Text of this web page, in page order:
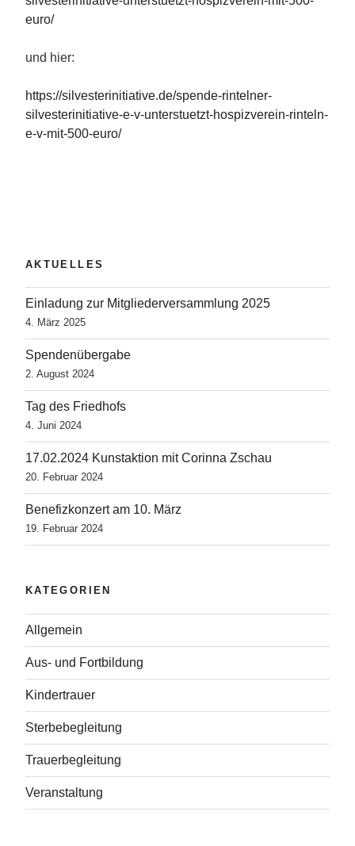
euro/
und hier:
https://silvesterinitiative.de/spende-rintelner-
silvesterinitiative-e-v-unterstuetzt-hospizverein-rinteln-
e-v-mit-500-euro/
AKTUELLES
Einladung zur Mitgliederversammlung 2025
4. März 2025
Spendenübergabe
2. August 2024
Tag des Friedhofs
4. Juni 2024
17.02.2024 Kunstaktion mit Corinna Zschau
20. Februar 2024
Benefizkonzert am 10. März
19. Februar 2024
KATEGORIEN
Allgemein
Aus- und Fortbildung
Kindertrauer
Sterbebegleitung
Trauerbegleitung
Veranstaltung